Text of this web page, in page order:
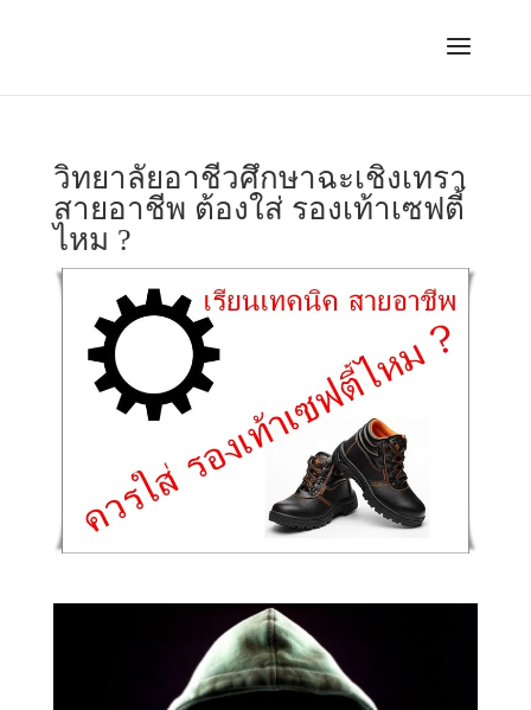
วิทยาลัยอาชีวศึกษาฉะเชิงเทรา
สายอาชีพ ต้องใส่ รองเท้าเซฟตี้
ไหม ?